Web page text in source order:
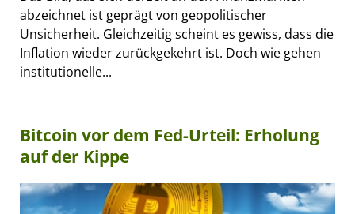
abzeichnet ist geprägt von geopolitischer
Unsicherheit. Gleichzeitig scheint es gewiss, dass die
Inflation wieder zurückgekehrt ist. Doch wie gehen
institutionelle...
Bitcoin vor dem Fed-Urteil: Erholung
auf der Kippe